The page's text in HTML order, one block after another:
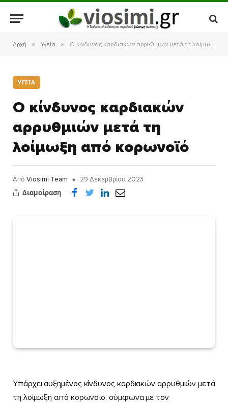
Αρχή » Υγεία » Ο κίνδυνος καρδιακών αρρυθμιών μετά τη λοίμωξη από κορωνοϊό
ΥΓΕΊΑ
Ο κίνδυνος καρδιακών
αρρυθμιών μετά τη
λοίμωξη από κορωνοϊό
Από Viosimi Team
29 Δεκεμβρίου 2023
Διαμοίραση
Υπάρχει αυξημένος κίνδυνος καρδιακών αρρυθμιών μετά
τη λοίμωξη από κορωνοϊό, σύμφωνα με τον